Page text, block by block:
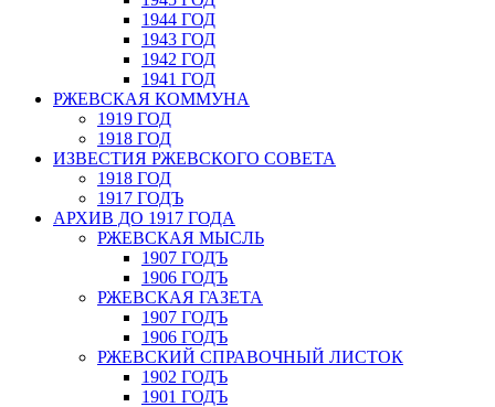
1944 ГОД
1943 ГОД
1942 ГОД
1941 ГОД
РЖЕВСКАЯ КОММУНА
1919 ГОД
1918 ГОД
ИЗВЕСТИЯ РЖЕВСКОГО СОВЕТА
1918 ГОД
1917 ГОДЪ
АРХИВ ДО 1917 ГОДА
РЖЕВСКАЯ МЫСЛЬ
1907 ГОДЪ
1906 ГОДЪ
РЖЕВСКАЯ ГАЗЕТА
1907 ГОДЪ
1906 ГОДЪ
РЖЕВСКИЙ СПРАВОЧНЫЙ ЛИСТОК
1902 ГОДЪ
1901 ГОДЪ